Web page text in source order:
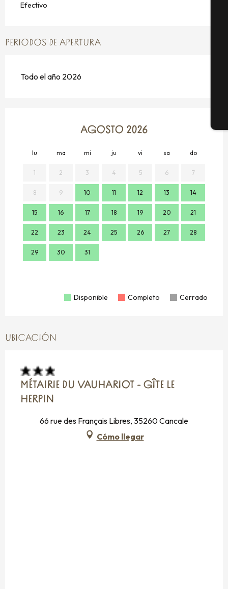
Efectivo
PERIODOS DE APERTURA
Todo el año 2026
AGOSTO 2026
lu ma mi ju vi sa do
1 2 3 4 5 6 7
8 9 10 11 12 13 14
15 16 17 18 19 20 21
22 23 24 25 26 27 28
29 30 31
Disponible Completo Cerrado
UBICACIÓN
MÉTAIRIE DU VAUHARIOT - GÎTE LE
HERPIN
66 rue des Français Libres, 35260 Cancale
Cómo llegar